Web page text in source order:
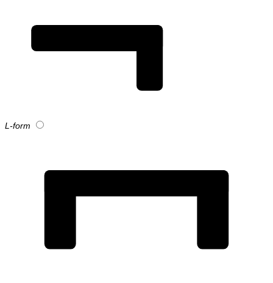
L-form